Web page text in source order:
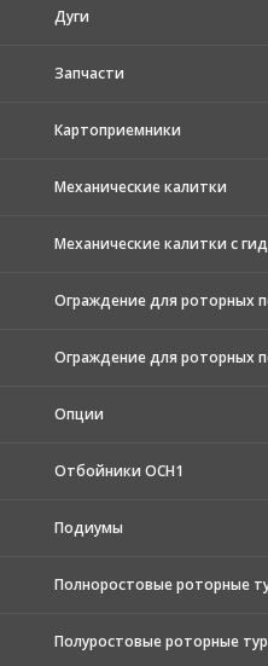
Дуги
Запчасти
Картоприемники
Механические калитки
Механические калитки с
Ограждение для роторных
Ограждение для роторных
Опции
Отбойники ОСН1
Подиумы
Полноростовые роторные
Полуростовые роторные